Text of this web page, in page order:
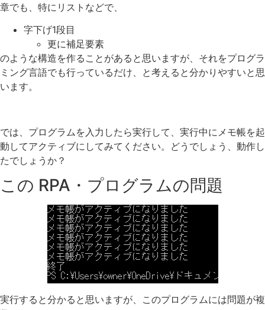
章でも、特にリストなどで、
字下げ1段目
更に補足要素
のような構造を作ることがあると思いますが、それをプログラ
ミング言語でも行っているだけ、と考えると分かりやすいと思
います。
では、プログラムを入力したら実行して、実行中にメモ帳を起
動してアクティブにしてみてください。どうでしょう、動作し
たでしょうか？
この RPA・プログラムの問題
実行すると分かると思いますが、このプログラムには問題が複